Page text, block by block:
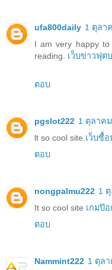
ufa800daily 1 ตุลา
I am very happy
reading. เว็บข่าวฟุต
ตอบ
pgslot222 1 ตุลาค
lt so cool site. เว็บซื้
ตอบ
nongpalmu222 1
It so cool site เกมป๊
ตอบ
Nammint222 1 ตุลา